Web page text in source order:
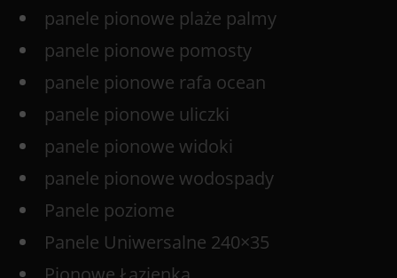
panele pionowe plaże palmy
panele pionowe pomosty
panele pionowe rafa ocean
panele pionowe uliczki
panele pionowe widoki
panele pionowe wodospady
Panele poziome
Panele Uniwersalne 240×35